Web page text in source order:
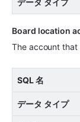
Board location
The account
SQL 名
データ タイプ